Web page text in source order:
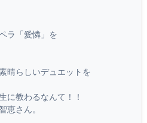
ラ「愛憐」を
晴らしいデュエットを
に教わるなんて！！
恵さん。